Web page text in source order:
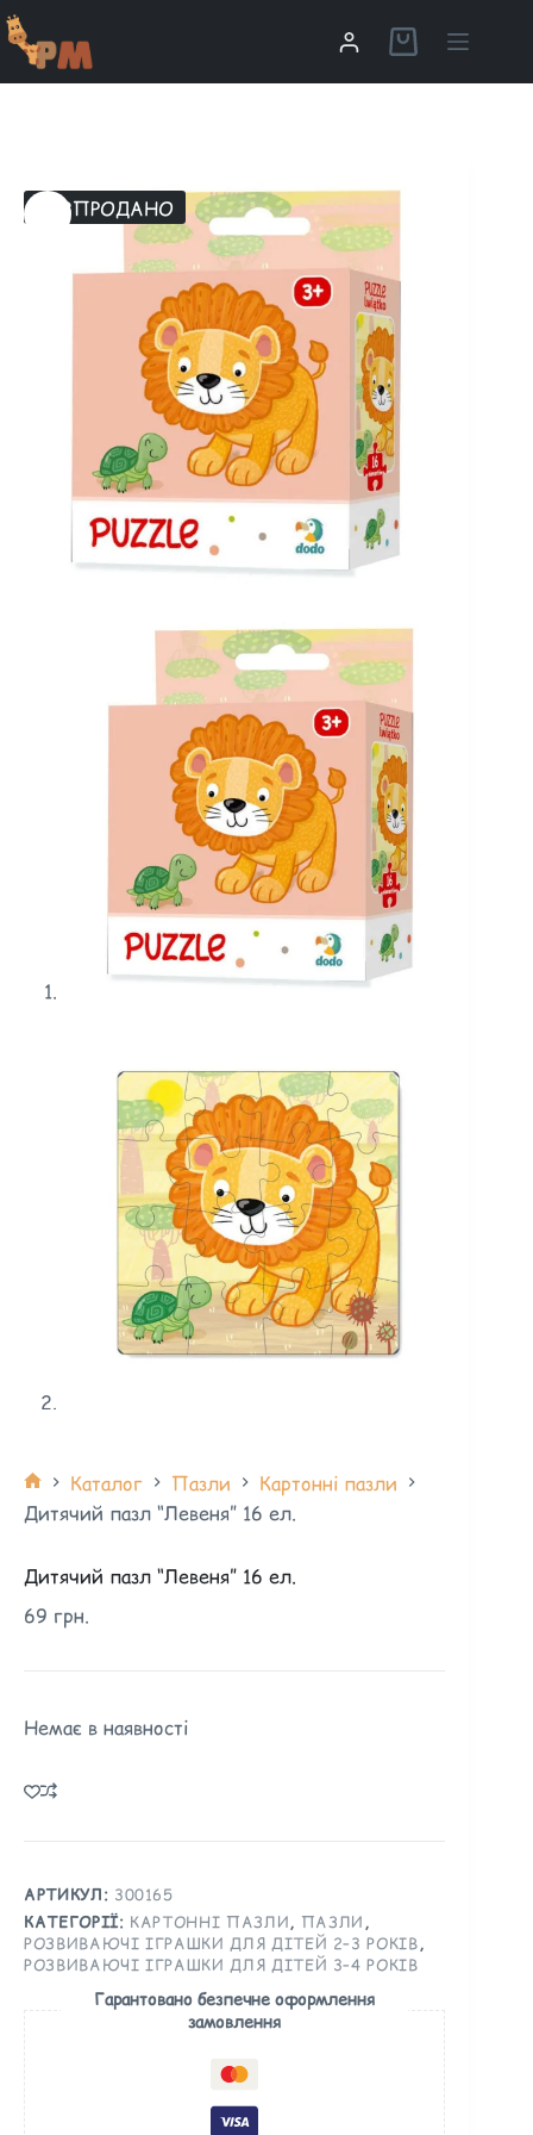
РОЗПРОДАНО
Каталог Пазли
Картонні пазли
Дитячий пазл “Левеня” 16 ел.
Дитячий пазл “Левеня” 16 ел.
69 грн.
Немає в наявності
АРТИКУЛ: 300165
КАТЕГОРІЇ: КАРТОННІ ПАЗЛИ, ПАЗЛИ ,
РОЗВИВАЮЧІ ІГРАШКИ ДЛЯ ДІТЕЙ 2–3 РОКІВ,
РОЗВИВАЮЧІ ІГРАШКИ ДЛЯ ДІТЕЙ 3–4 РОКІВ
Гарантовано безпечне оформлення
замовлення